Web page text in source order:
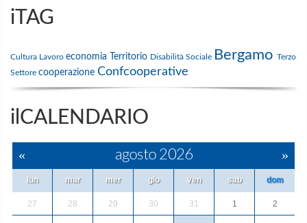
iTAG
Cultura Lavoro economia Territorio Disabilità Sociale Bergamo Terzo
Settore cooperazione Confcooperative
ilCALENDARIO
« agosto 2026 »
lun mar mer gio ven sab dom
27 28 29 30 31 1 2